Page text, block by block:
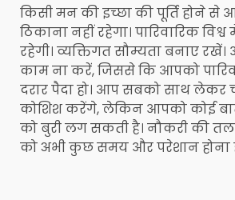
किसी मन की इच्छा की पूर्ति होने
ठिकाना नहीं रहेगा। पारिवारिक
रहेगी। व्यक्तिगत सौम्यता बनाए
काम ना करें, जिससे कि आपको
दरार पैदा हो। आप सबको साथ लेकर
कोशिश करेंगे, लेकिन आपको कोई
को बुरी लग सकती है। नौकरी की
को अभी कुछ समय और परेशान होना